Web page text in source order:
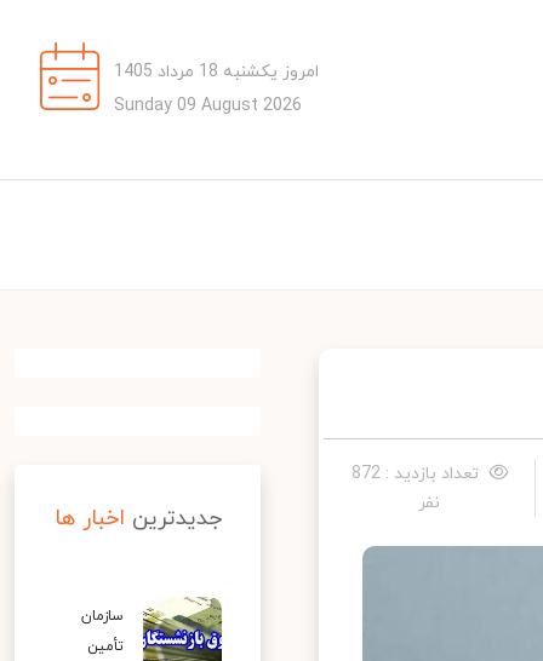
امروز یکشنبه 18 مرداد 1405
Sunday 09 August 2026
تعداد بازدید : 872
نفر
جدیدترین اخبار ها
سازمان
تأمین